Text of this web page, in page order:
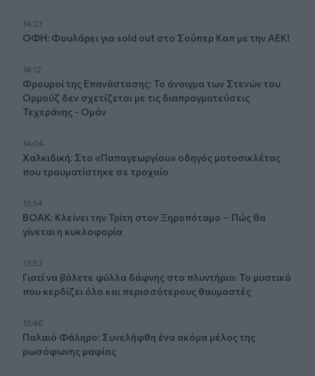
14:23
ΟΦΗ: Φουλάρει για sold out στο Σούπερ Καπ με την ΑΕΚ!
14:12
Φρουροί της Επανάστασης: Το άνοιγμα των Στενών του
Ορμούζ δεν σχετίζεται με τις διαπραγματεύσεις
Τεχεράνης - Ομάν
14:04
Χαλκιδική: Στο «Παπαγεωργίου» οδηγός μοτοσικλέτας
που τραυματίστηκε σε τροχαίο
13:54
ΒΟΑΚ: Κλείνει την Τρίτη στον Ξηροπόταμο – Πώς θα
γίνεται η κυκλοφορία
13:52
Γιατί να βάλετε φύλλα δάφνης στο πλυντήριο: Το μυστικό
που κερδίζει όλο και περισσότερους θαυμαστές
13:46
Παλαιό Φάληρο: Συνελήφθη ένα ακόμα μέλος της
ρωσόφωνης μαφίας